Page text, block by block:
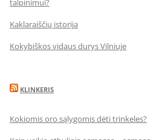
talpinimui?
Kaklaraiščių istorija
Kokybiškos vidaus durys Vilniuje
KLINKERIS
Kokiomis oro sąlygomis dėti trinkeles?